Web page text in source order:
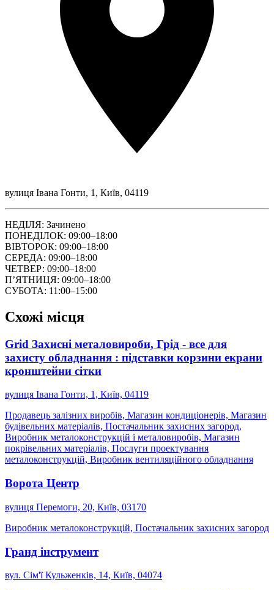
вулиця Івана Гонти, 1, Київ, 04119
НЕДІЛЯ: Зачинено
ПОНЕДІЛОК: 09:00–18:00
ВІВТОРОК: 09:00–18:00
СЕРЕДА: 09:00–18:00
ЧЕТВЕР: 09:00–18:00
ПʼЯТНИЦЯ: 09:00–18:00
СУБОТА: 11:00–15:00
Схожі місця
Grid Захисні металовироби, Грід - все для
захисту обладнання : підставки корзини екрани
кронштейни сітки
вулиця Івана Гонти, 1, Київ, 04119
Продавець залізних виробів, Магазин кондиціонерів, Магазин
будівельних матеріалів, Постачальник захисних загород,
Виробник металоконструкцій і металовиробів, Магазин
покрівельних матеріалів, Послуги проектування
металоконструкцій, Виробник вентиляційного обладнання
Ворота Центр
вулиця Перемоги, 20, Київ, 03170
Виробник металоконструкцій, Постачальник захисних загород
Гранд інструмент
вул. Сім'ї Кульженків, 14, Київ, 04074